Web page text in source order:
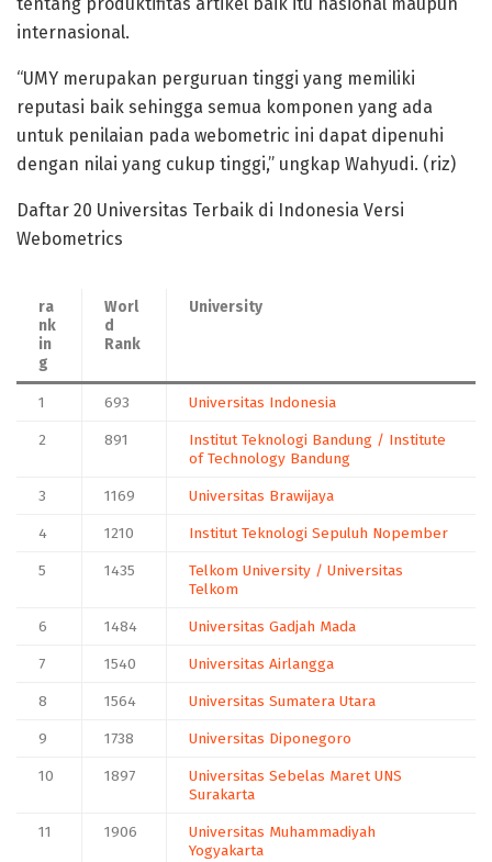
internasional.
“UMY merupakan perguruan tinggi yang memiliki
reputasi baik sehingga semua komponen yang ada
untuk penilaian pada webometric ini dapat dipenuhi
dengan nilai yang cukup tinggi,” ungkap Wahyudi. (riz)
Daftar 20 Universitas Terbaik di Indonesia Versi
Webometrics
ra
nk
in
g
Worl
d
Rank
University
1 693
Universitas Indonesia
2
891
Institut Teknologi Bandung / Institute
of Technology Bandung
3
1169
Universitas Brawijaya
4
1210
Institut Teknologi Sepuluh Nopember
5
1435
Telkom University / Universitas
Telkom
6
1484
Universitas Gadjah Mada
7
1540
Universitas Airlangga
8
1564
Universitas Sumatera Utara
9
1738
Universitas Diponegoro
10
1897
Universitas Sebelas Maret UNS
Surakarta
11
1906
Universitas Muhammadiyah
Yogyakarta